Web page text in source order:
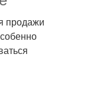
продажи